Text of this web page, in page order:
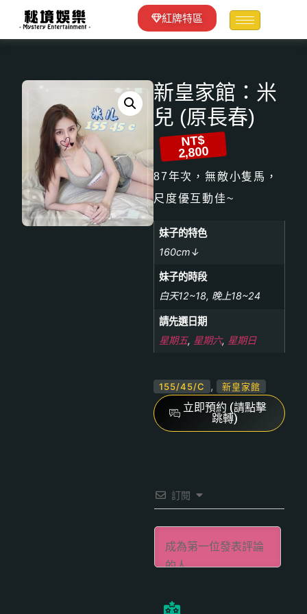
紅牌特區
新皇家館：米
兒 (原長春)
NT$
2,800
87年次，無敵小隻馬，
尺度優互動佳~
妹子的特色
160cm↓
妹子的時段
白天12~18, 晚上18~24
請先選日期
星期五, 星期六, 星期日
155/45/C , 新皇家館
立即預約 (請點擊
跳轉)
訂閱